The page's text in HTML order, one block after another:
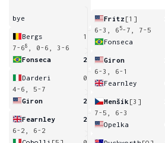
bye
Bergs
1
7-68
, 0-6, 3-6
Fonseca
2
Darderi
0
4-6, 5-7
Giron
2
Fearnley
2
6-2, 6-2
Fritz [1]
6-3, 6 5-7, 7-5
Fonseca
Giron
6-3, 6-1
Fearnley
Menšík [3]
7-5, 6-3
Opelka